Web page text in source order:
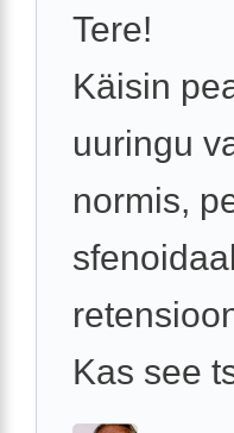
Tere!
Käisin
uuringu
normis,
Kas see